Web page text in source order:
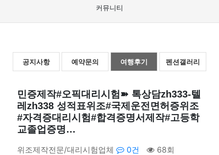
커뮤니티
공지사항 예약문의 여행후기 펜션갤러리
민증제작#오픽대리시험➽ 톡상담zh333-텔
레zh338 성적표위조#국제운전면허증위조
#자격증대리시험#합격증명서제작#고등학
교졸업증명…
위조제작전문/대리시험업체 0건
68회